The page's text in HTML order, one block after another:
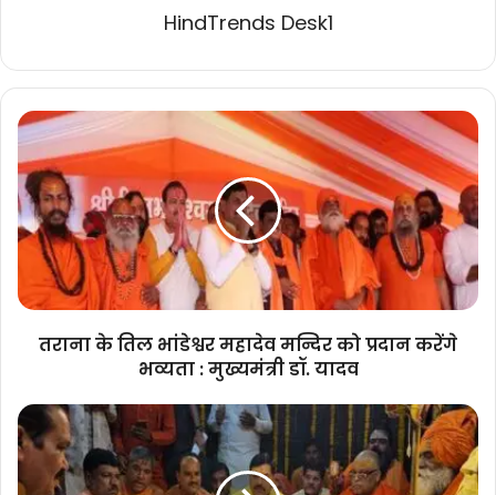
HindTrends Desk1
तराना
के
तिल
भांडेश्वर
महादेव
मन्दिर
प्रदान
करेंगे
डॉ.
यादव
तराना के तिल भांडेश्वर महादेव मन्दिर को प्रदान करेंगे
भव्यता : मुख्यमंत्री डॉ. यादव
मुख्यमंत्री
डॉ.
यादव
ने